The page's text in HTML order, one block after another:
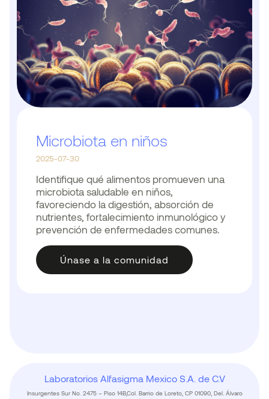
Microbiota en niños
2025-07-30
Identifique qué alimentos promueven una
microbiota saludable en niños,
favoreciendo la digestión, absorción de
nutrientes, fortalecimiento inmunológico y
prevención de enfermedades comunes.
Únase a la comunidad
Laboratorios Alfasigma Mexico S.A. de C.V
Insurgentes Sur No. 2475 – Piso 14B,Col. Barrio de Loreto, CP 01090, Del. Álvaro